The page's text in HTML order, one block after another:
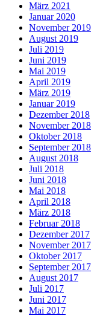
März 2021
Januar 2020
November 2019
August 2019
Juli 2019
Juni 2019
Mai 2019
April 2019
März 2019
Januar 2019
Dezember 2018
November 2018
Oktober 2018
September 2018
August 2018
Juli 2018
Juni 2018
Mai 2018
April 2018
März 2018
Februar 2018
Dezember 2017
November 2017
Oktober 2017
September 2017
August 2017
Juli 2017
Juni 2017
Mai 2017